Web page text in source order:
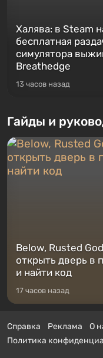
Халява: в Steam
бесплатная
симулятора
Breathedge
13 часов назад
Гайды и
Below, Rusted
открыть дверь в
и найти код
17 часов назад
Справка Реклама О
Политика